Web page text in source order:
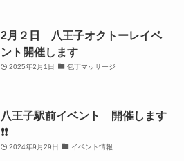
2月２日 八王子オクトーレイベ
ント開催します
2025年2月1日 包丁マッサージ
八王子駅前イベント 開催します
❗️❗️
2024年9月29日 イベント情報